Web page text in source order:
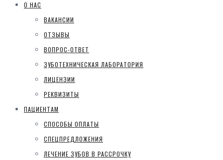
О НАС
ВАКАНСИИ
ОТЗЫВЫ
ВОПРОС-ОТВЕТ
ЗУБОТЕХНИЧЕСКАЯ ЛАБОРАТОРИЯ
ЛИЦЕНЗИИ
РЕКВИЗИТЫ
ПАЦИЕНТАМ
СПОСОБЫ ОПЛАТЫ
СПЕЦПРЕДЛОЖЕНИЯ
ЛЕЧЕНИЕ ЗУБОВ В РАССРОЧКУ